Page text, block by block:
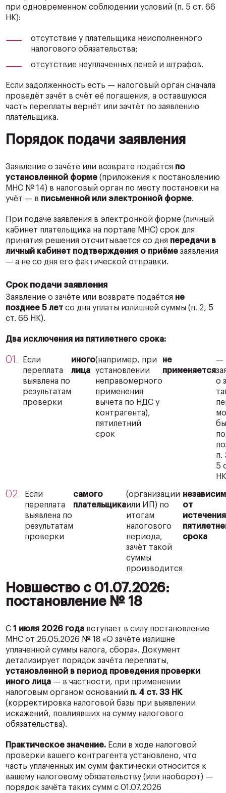
при одновременном соблюдении условий (п. 5 ст. 66
НК):
отсутствие у плательщика неисполненного
налогового обязательства;
отсутствие неуплаченных пеней и штрафов.
Если задолженность есть — налоговый орган сначала
проведёт зачёт в счёт её погашения, а оставшуюся
часть переплаты вернёт или зачтёт по заявлению
плательщика.
Порядок подачи заявления
Заявление о зачёте или возврате подаётся по
установленной форме (приложения к постановлению
МНС № 14) в налоговый орган по месту постановки на
учёт — в письменной или электронной форме.
При подаче заявления в электронной форме (личный
кабинет плательщика на портале МНС) срок для
принятия решения отсчитывается со дня передачи в
личный кабинет подтверждения о приёме заявления
— а не со дня его фактической отправки.
Срок подачи заявления
Заявление о зачёте или возврате подаётся не
позднее 5 лет со дня уплаты излишней суммы (п. 2, 5
ст. 66 НК).
Два исключения из пятилетнего срока:
Если
переплата
выявлена по
результатам
проверки
иного
лица
(например, при
установлении
неправомерного
применения
вычета по НДС у
контрагента),
пятилетний
срок
не
применяется
—
о
п.
5
Если
переплата
выявлена по
результатам
проверки
самого
плательщика
(организации
или ИП) по
итогам
налогового
периода,
зачёт такой
суммы
производится
от
истечения
срока
Новшество с 01.07.2026:
постановление № 18
С1 июля 2026 года вступает в силу постановление
МНС от 26.05.2026 № 18 «О зачёте излишне
уплаченной суммы налога, сбора». Документ
детализирует порядок зачёта переплаты,
установленной в период проведения проверки
иного лица — в частности, при применении
налоговым органом оснований п. 4 ст. 33 НК
(корректировка налоговой базы при выявлении
искажений, повлиявших на сумму налогового
обязательства).
Практическое значение. Если в ходе налоговой
проверки вашего контрагента установлено, что
часть уплаченных им сумм фактически относится к
вашему налоговому обязательству (или наоборот) —
порядок зачёта таких сумм с 01.07.2026